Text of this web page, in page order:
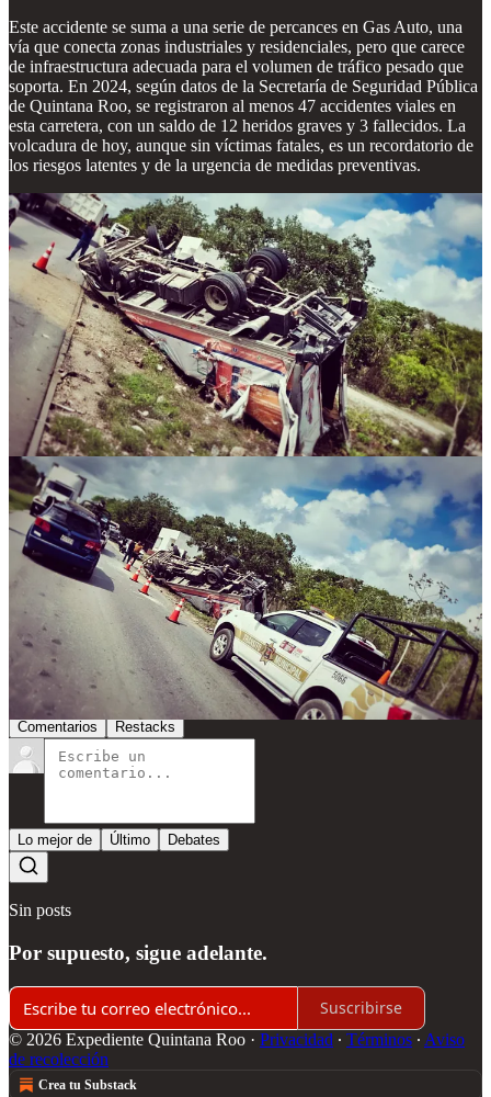
Este accidente se suma a una serie de percances en Gas Auto, una
vía que conecta zonas industriales y residenciales, pero que carece
de infraestructura adecuada para el volumen de tráfico pesado que
soporta. En 2024, según datos de la Secretaría de Seguridad Pública
de Quintana Roo, se registraron al menos 47 accidentes viales en
esta carretera, con un saldo de 12 heridos graves y 3 fallecidos. La
volcadura de hoy, aunque sin víctimas fatales, es un recordatorio de
los riesgos latentes y de la urgencia de medidas preventivas.
El milagro de que no hubiera pérdidas humanas no debe opacar la
necesidad de una investigación exhaustiva. ¿Qué condiciones
específicas llevaron al conductor a perder el control? ¿Existen
revisiones rigurosas para los vehículos de carga que transitan por
esta ruta? Las autoridades tienen la responsabilidad de esclarecer
estos puntos y, sobre todo, de actuar para evitar que la próxima
volcadura tenga un desenlace menos afortunado.
Compartir
Discusión sobre este post
Comentarios Restacks
Lo mejor de Último Debates
Sin posts
Por supuesto, sigue adelante.
Suscribirse
© 2026 Expediente Quintana Roo · Privacidad ∙ Términos ∙ Aviso
de recolección
Crea tu Substack